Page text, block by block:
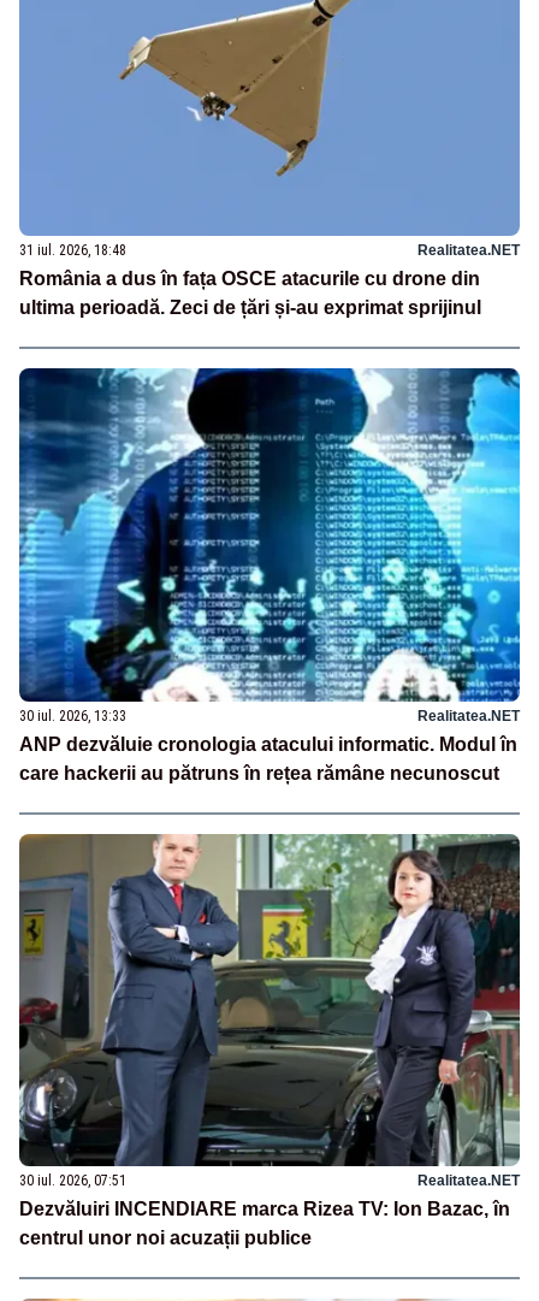
31 iul. 2026, 18:48 Realitatea.NET
România a dus în fața OSCE atacurile cu drone din
ultima perioadă. Zeci de țări și-au exprimat sprijinul
30 iul. 2026, 13:33 Realitatea.NET
ANP dezvăluie cronologia atacului informatic. Modul în
care hackerii au pătruns în rețea rămâne necunoscut
30 iul. 2026, 07:51 Realitatea.NET
Dezvăluiri INCENDIARE marca Rizea TV: Ion Bazac, în
centrul unor noi acuzații publice